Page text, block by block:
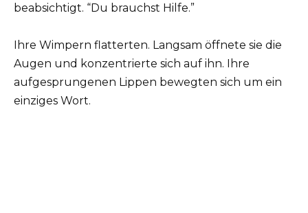
beabsichtigt. “Du brauchst Hilfe.”
Ihre Wimpern flatterten. Langsam öffnete sie die
Augen und konzentrierte sich auf ihn. Ihre
aufgesprungenen Lippen bewegten sich um ein
einziges Wort.